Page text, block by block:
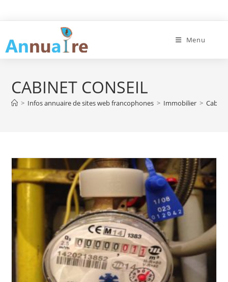
to
Menu
CABINET CONSEIL
> Infos annuaire de sites web francophones > Immobilier >